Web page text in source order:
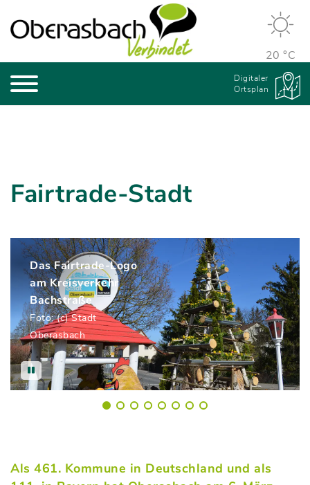
20 °C
Digitaler
Ortsplan
Fairtrade-Stadt
Das Fairtrade-Logo
am Kreisverkehr
Bachstraße
Foto: (c) Stadt
Oberasbach
Als 461. Kommune in Deutschland und als